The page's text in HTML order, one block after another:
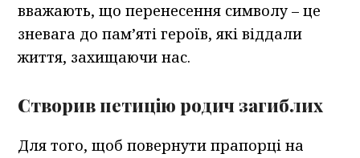
вважають, що перенесення символу – це
зневага до пам’яті героїв, які віддали
життя, захищаючи нас.
Створив петицію родич загиблих
Для того, щоб повернути прапорці на